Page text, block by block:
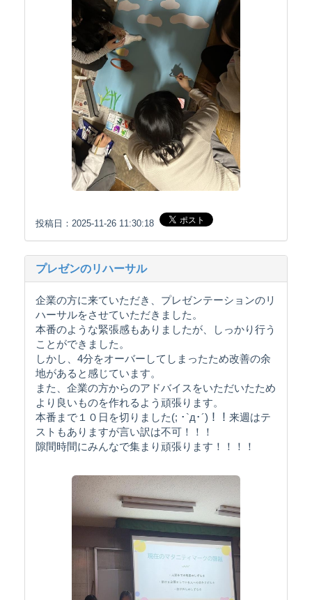
投稿日：2025-11-26 11:30:18
プレゼンのリハーサル
企業の方に来ていただき、プレゼンテーションのリ
ハーサルをさせていただきました。
本番のような緊張感もありましたが、しっかり行う
ことができました。
しかし、4分をオーバーしてしまったため改善の余
地があると感じています。
また、企業の方からのアドバイスをいただいたため
より良いものを作れるよう頑張ります。
本番まで１０日を切りました(; ･`д･´)！！来週はテ
ストもありますが言い訳は不可！！！
隙間時間にみんなで集まり頑張ります！！！！